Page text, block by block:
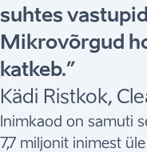
suhtes
Mikrovõrgud
katkeb.”
Kädi Ristkok,
Inimkaod on samuti
7,7 miljonit inimest